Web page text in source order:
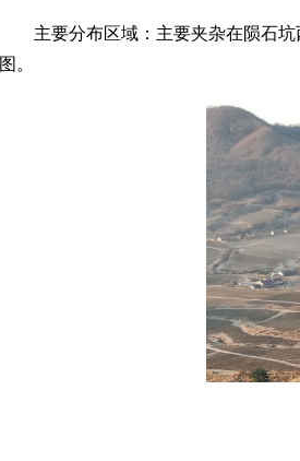
主要分布区域：主要夹杂在陨石坑
图。